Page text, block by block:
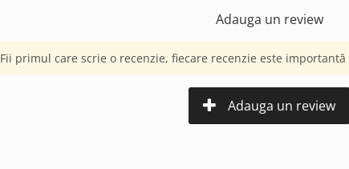
Adauga un review
Fii primul care scrie o recenzie, fiecare recenzie este
Adauga un review